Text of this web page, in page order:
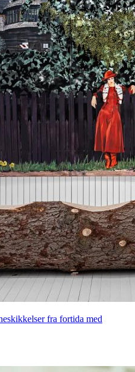
fra fortida med